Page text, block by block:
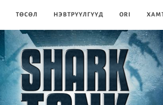
ТӨСӨЛ НЭВТРҮҮЛГҮҮД ORI